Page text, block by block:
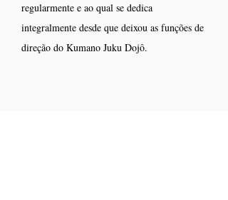
regularmente e ao qual se dedica
integralmente desde que deixou as funções de
direção do Kumano Juku Dojô.